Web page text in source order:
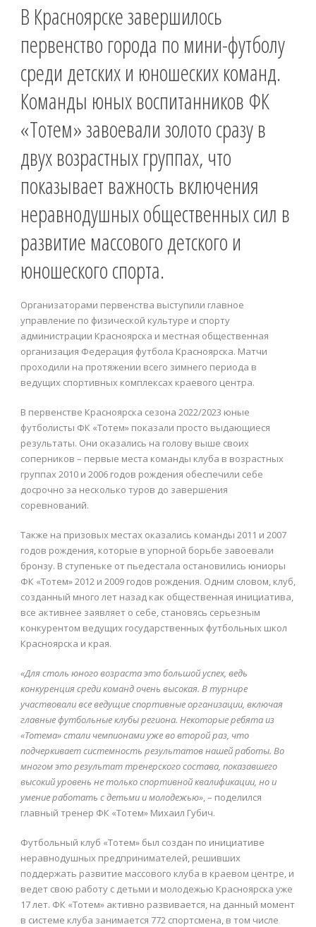
В Красноярске завершилось
первенство города по мини-футболу
среди детских и юношеских команд.
Команды юных воспитанников ФК
«Тотем» завоевали золото сразу в
двух возрастных группах, что
показывает важность включения
неравнодушных общественных сил в
развитие массового детского и
юношеского спорта.
Организаторами первенства выступили главное
управление по физической культуре и спорту
администрации Красноярска и местная общественная
организация Федерация футбола Красноярска. Матчи
проходили на протяжении всего зимнего периода в
ведущих спортивных комплексах краевого центра.
В первенстве Красноярска сезона 2022/2023 юные
футболисты ФК «Тотем» показали просто выдающиеся
результаты. Они оказались на голову выше своих
соперников – первые места команды клуба в возрастных
группах 2010 и 2006 годов рождения обеспечили себе
досрочно за несколько туров до завершения
соревнований.
Также на призовых местах оказались команды 2011 и 2007
годов рождения, которые в упорной борьбе завоевали
бронзу. В ступеньке от пьедестала остановились юниоры
ФК «Тотем» 2012 и 2009 годов рождения. Одним словом, клуб,
созданный много лет назад как общественная инициатива,
все активнее заявляет о себе, становясь серьезным
конкурентом ведущих государственных футбольных школ
Красноярска и края.
«Для столь юного возраста это большой успех, ведь
конкуренция среди команд очень высокая. В турнире
участвовали все ведущие спортивные организации, включая
главные футбольные клубы региона. Некоторые ребята из
«Тотема» стали чемпионами уже во второй раз, что
подчеркивает системность результатов нашей работы. Во
многом это результат тренерского состава, показавшего
высокий уровень не только спортивной квалификации, но и
умение работать с детьми и молодежью» , – поделился
главный тренер ФК «Тотем» Михаил Губич.
Футбольный клуб «Тотем» был создан по инициативе
неравнодушных предпринимателей, решивших
поддержать развитие массового клуба в краевом центре, и
ведет свою работу с детьми и молодежью Красноярска уже
17 лет. ФК «Тотем» активно развивается, на данный момент
в системе клуба занимается 772 спортсмена, в том числе